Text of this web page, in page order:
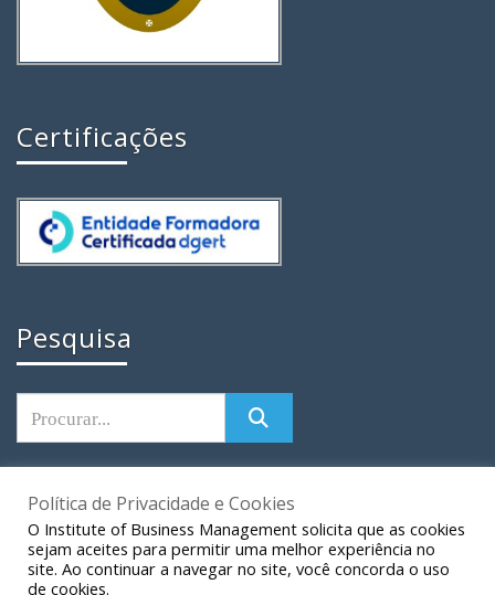
Certificações
Pesquisa
Copyright © 2026 Todos os Direitos Reservados |
Desenvolvido por Institute of Business ManagementLivro
Política de Privacidade e Cookies
O Institute of Business Management solicita que as cookies
sejam aceites para permitir uma melhor experiência no
site. Ao continuar a navegar no site, você concorda o uso
de cookies.